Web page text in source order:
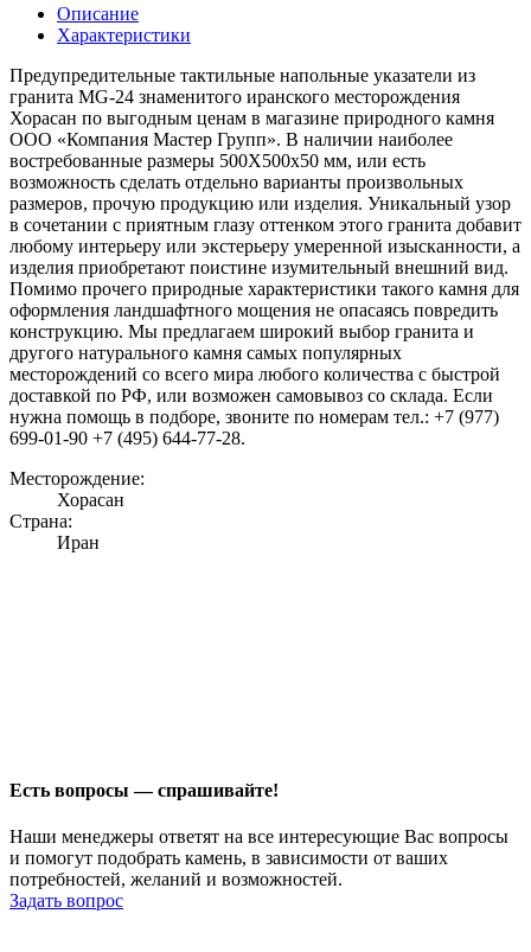
Описание
Характеристики
Предупредительные тактильные напольные указатели из
гранита MG-24 знаменитого иранского месторождения
Хорасан по выгодным ценам в магазине природного камня
ООО «Компания Мастер Групп». В наличии наиболее
востребованные размеры 500Х500х50 мм, или есть
возможность сделать отдельно варианты произвольных
размеров, прочую продукцию или изделия. Уникальный узор
в сочетании с приятным глазу оттенком этого гранита добавит
любому интерьеру или экстерьеру умеренной изысканности, а
изделия приобретают поистине изумительный внешний вид.
Помимо прочего природные характеристики такого камня для
оформления ландшафтного мощения не опасаясь повредить
конструкцию. Мы предлагаем широкий выбор гранита и
другого натурального камня самых популярных
месторождений со всего мира любого количества с быстрой
доставкой по РФ, или возможен самовывоз со склада. Если
нужна помощь в подборе, звоните по номерам тел.: +7 (977)
699-01-90 +7 (495) 644-77-28.
Месторождение:
Хорасан
Страна:
Иран
Есть вопросы — спрашивайте!
Наши менеджеры ответят на все интересующие Вас вопросы
и помогут подобрать камень, в зависимости от ваших
потребностей, желаний и возможностей.
Задать вопрос